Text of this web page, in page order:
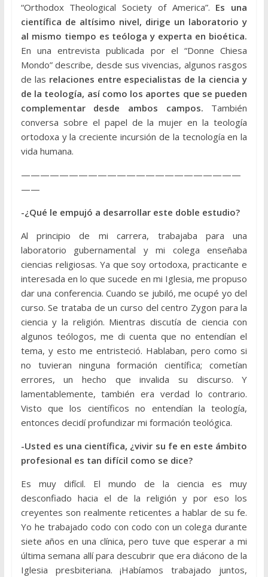
“Orthodox Theological Society of America”. Es una
científica de altísimo nivel, dirige un laboratorio y
al mismo tiempo es teóloga y experta en bioética.
En una entrevista publicada por el “Donne Chiesa
Mondo” describe, desde sus vivencias, algunos rasgos
de las relaciones entre especialistas de la ciencia y
de la teología, así como los aportes que se pueden
complementar desde ambos campos. También
conversa sobre el papel de la mujer en la teología
ortodoxa y la creciente incursión de la tecnología en la
vida humana.
———————————————————————
——
-¿Qué le empujó a desarrollar este doble estudio?
Al principio de mi carrera, trabajaba para una
laboratorio gubernamental y mi colega enseñaba
ciencias religiosas. Ya que soy ortodoxa, practicante e
interesada en lo que sucede en mi Iglesia, me propuso
dar una conferencia. Cuando se jubiló, me ocupé yo del
curso. Se trataba de un curso del centro Zygon para la
ciencia y la religión. Mientras discutía de ciencia con
algunos teólogos, me di cuenta que no entendían el
tema, y esto me entristeció. Hablaban, pero como si
no tuvieran ninguna formación científica; cometían
errores, un hecho que invalida su discurso. Y
lamentablemente, también era verdad lo contrario.
Visto que los científicos no entendían la teología,
entonces decidí profundizar mi formación teológica.
-Usted es una científica, ¿vivir su fe en este ámbito
profesional es tan difícil como se dice?
Es muy difícil. El mundo de la ciencia es muy
desconfiado hacia el de la religión y por eso los
creyentes son realmente reticentes a hablar de su fe.
Yo he trabajado codo con codo con un colega durante
siete años en una clínica, pero tuve que esperar a mi
última semana allí para descubrir que era diácono de la
Iglesia presbiteriana. ¡Habíamos trabajado juntos,